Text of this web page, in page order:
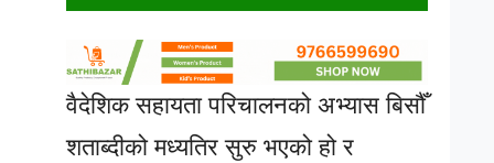
वैदेशिक सहायता परिचालनको अभ्यास बिसौँ
शताब्दीको मध्यतिर सुरु भएको हो र